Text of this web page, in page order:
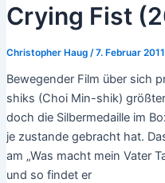
Crying Fist
Christopher Haug /7. Februar 2011
Bewegender Film über sich
shiks (Choi Min-shik)
doch die Silbermedaille im
je zustande gebracht hat.
am „Was macht mein Vater
und so findet er